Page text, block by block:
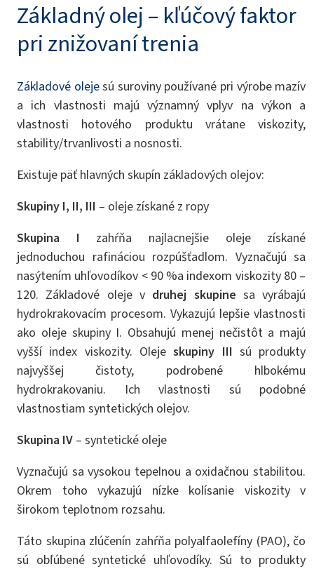
Základný olej – kľúčový faktor
pri znižovaní trenia
Základové olejesú suroviny používané pri výrobe mazív
a ich vlastnosti majú významný vplyv na výkon a
vlastnosti hotového produktu vrátane viskozity,
stability/trvanlivosti a nosnosti.
Existuje päť hlavných skupín základových olejov:
Skupiny I, II, III – oleje získané z ropy
Skupina I zahŕňa najlacnejšie oleje získané
jednoduchou rafináciou rozpúšťadlom. Vyznačujú sa
nasýtením uhľovodíkov < 90 %a indexom viskozity 80 –
120. Základové oleje v druhej skupine sa vyrábajú
hydrokrakovacím procesom. Vykazujú lepšie vlastnosti
ako oleje skupiny I. Obsahujú menej nečistôt a majú
vyšší index viskozity. Olejeskupiny III sú produkty
najvyššej čistoty, podrobené hlbokému
hydrokrakovaniu. Ich vlastnosti sú podobné
vlastnostiam syntetických olejov.
Skupina IV – syntetické oleje
Vyznačujú sa vysokou tepelnou a oxidačnou stabilitou.
Okrem toho vykazujú nízke kolísanie viskozity v
širokom teplotnom rozsahu.
Táto skupina zlúčenín zahŕňa polyalfaolefíny (PAO), čo
sú obľúbené syntetické uhľovodíky. Sú to produkty